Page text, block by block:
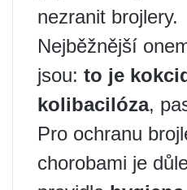
nezranit brojlery. ️
Nejběžnější
jsou: to je
kolibacilóza,
Pro ochranu
chorobami je